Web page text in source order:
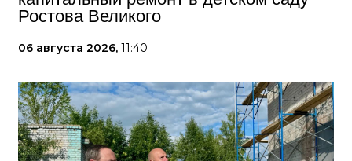
Ростова Великого
06 августа 2026, 11:40